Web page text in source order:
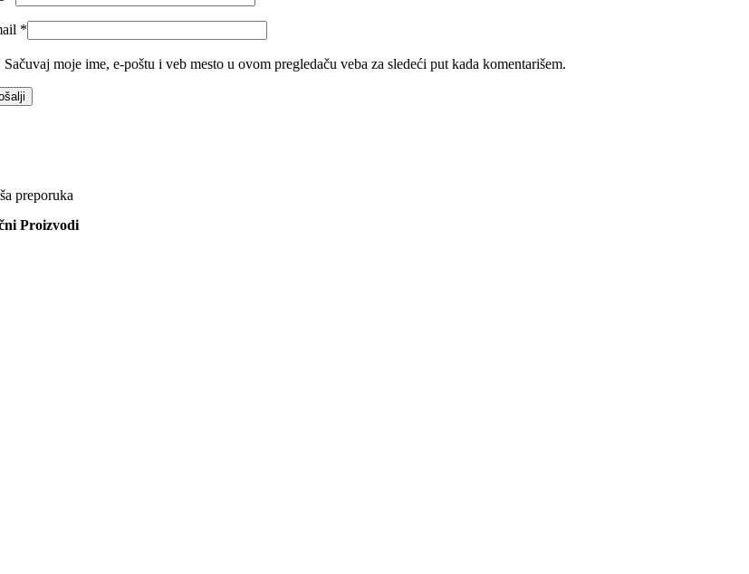
*
Sačuvaj moje ime, e-poštu i veb mesto u ovom pregledaču veba za sledeći put kada komentarišem.
preporuka
Proizvodi